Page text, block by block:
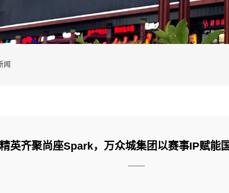
闻
英齐聚尚座Spark，万众城集团以赛事IP赋能
——